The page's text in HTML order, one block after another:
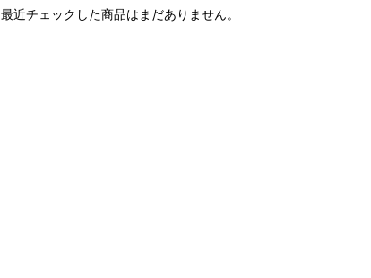
最近チェックした商品はまだありません。